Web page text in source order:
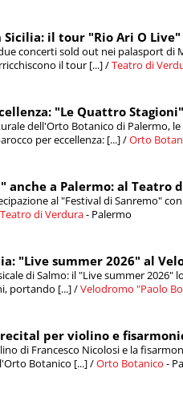
il tour "Rio Ari O
concerti sold out nei palasport di
il tour [...] /Teatro di
"Le Quattro
dell'Orto Botanico di Palermo,
per eccellenza: [...] /Orto
anche a Palermo: al Teatro
al "Festival di Sanremo"
Teatro di Verdura- Palermo
"Live summer 2026" al
di Salmo: il "Live summer 2026"
portando [...] /Velodromo "Paolo
recital per violino e
di Francesco Nicolosi e la
Botanico [...] /Orto Botanico -